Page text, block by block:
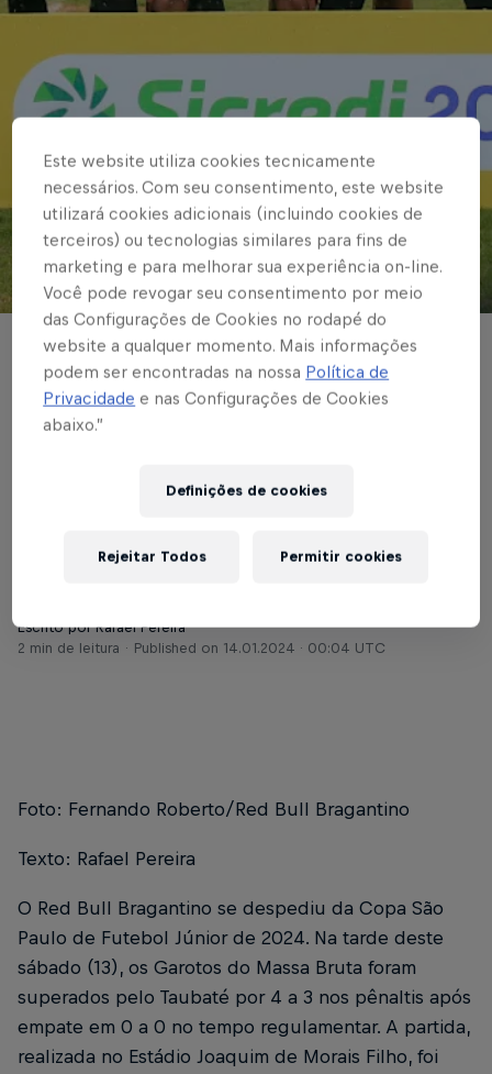
© Red Bull Bragantino
BASE MASCULINA
Braga é superado pelo
dá adeus à Copa São
Paulo
Escrito por Rafael Pereira
2 min de leitura
Published on 14.01.2024 · 00:04 UTC
Foto: Fernando Roberto/Red Bull Bragantino
Texto: Rafael Pereira
O Red Bull Bragantino se despediu da Copa São
Paulo de Futebol Júnior de 2024. Na tarde deste
sábado (13), os Garotos do Massa Bruta foram
superados pelo Taubaté por 4 a 3 nos pênaltis após
empate em 0 a 0 no tempo regulamentar. A partida,
realizada no Estádio Joaquim de Morais Filho, foi
Este website utiliza cookies tecnicamente
necessários. Com seu consentimento, este website
utilizará cookies adicionais (incluindo cookies de
terceiros) ou tecnologias similares para fins de
marketing e para melhorar sua experiência on-line.
Você pode revogar seu consentimento por meio
das Configurações de Cookies no rodapé do
website a qualquer momento. Mais informações
podem ser encontradas na nossa Política de
Privacidade e nas Configurações de Cookies
abaixo.”
Definições de cookies
Rejeitar Todos Permitir cookies